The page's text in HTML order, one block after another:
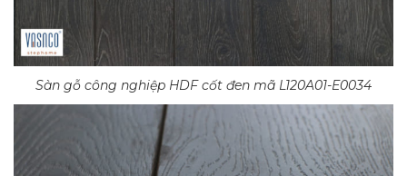
Sàn gỗ công nghiệp HDF cốt đen mã L120A01-E0034